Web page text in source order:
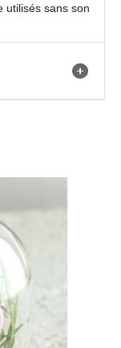
utilisés sans son